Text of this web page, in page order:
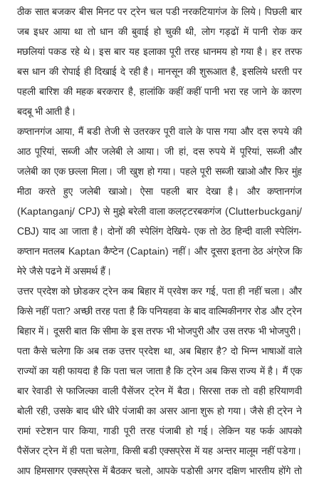
ठीक सात बजकर बीस मिनट पर ट्रेन चल पडी नरकटियागंज के लिये। पिछली बार
जब इधर आया था तो धान की बुवाई हो चुकी थी, लोग गड्ढों में पानी रोक कर
मछलियां पकड रहे थे। इस बार यह इलाका पूरी तरह धानमय हो गया है। हर तरफ
बस धान की रोपाई ही दिखाई दे रही है। मानसून की शुरूआत है, इसलिये धरती पर
पहली बारिश की महक बरकरार है, हालांकि कहीं कहीं पानी भरा रह जाने के कारण
बदबू भी आती है।
कप्तानगंज आया, मैं बडी तेजी से उतरकर पूरी वाले के पास गया और दस रुपये की
आठ पूरियां, सब्जी और जलेबी ले आया। जी हां, दस रुपये में पूरियां, सब्जी और
जलेबी का एक छल्ला मिला। जी खुश हो गया। पहले पूरी सब्जी खाओ और फिर मुंह
मीठा करते हुए जलेबी खाओ। ऐसा पहली बार देखा है। और कप्तानगंज
(Kaptanganj/ CPJ) से मुझे बरेली वाला कलट्टरबकगंज (Clutterbuckganj/
CBJ) याद आ जाता है। दोनों की स्पेलिंग देखिये- एक तो ठेठ हिन्दी वाली स्पेलिंग-
कप्तान मतलब Kaptan कैप्टेन (Captain) नहीं। और दूसरा इतना ठेठ अंग्रेज कि
मेरे जैसे पढने में असमर्थ हैं।
उत्तर प्रदेश को छोडकर ट्रेन कब बिहार में प्रवेश कर गई, पता ही नहीं चला। और
किसे नहीं पता? अच्छी तरह पता है कि पनियहवा के बाद वाल्मिकीनगर रोड और ट्रेन
बिहार में। दूसरी बात कि सीमा के इस तरफ भी भोजपुरी और उस तरफ भी भोजपुरी।
पता कैसे चलेगा कि अब तक उत्तर प्रदेश था, अब बिहार है? दो भिन्न भाषाओं वाले
राज्यों का यही फायदा है कि पता चल जाता है कि ट्रेन अब किस राज्य में है। मैं एक
बार रेवाडी से फाजिल्का वाली पैसेंजर ट्रेन में बैठा। सिरसा तक तो वही हरियाणवी
बोली रही, उसके बाद धीरे धीरे पंजाबी का असर आना शुरू हो गया। जैसे ही ट्रेन ने
रामां स्टेशन पार किया, गाडी पूरी तरह पंजाबी हो गई। लेकिन यह फर्क आपको
पैसेंजर ट्रेन में ही पता चलेगा, किसी बडी एक्सप्रेस में यह अन्तर मालूम नहीं पडेगा।
आप हिमसागर एक्सप्रेस में बैठकर चलो, आपके पडोसी अगर दक्षिण भारतीय होंगे तो